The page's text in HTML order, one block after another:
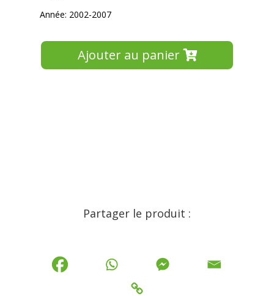
Année: 2002-2007
Ajouter au panier
Partager le produit :